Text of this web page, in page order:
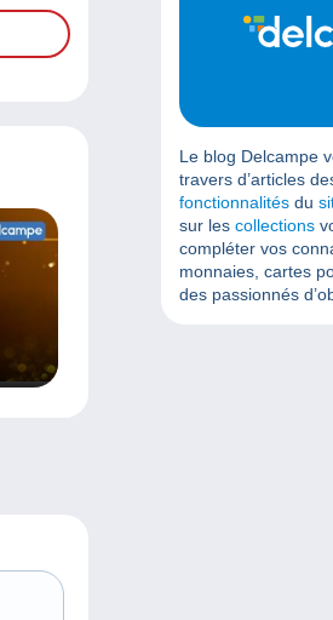
Le blog Delcampe
travers d’articles
fonctionnalités du
sur les collections
compléter vos
monnaies, cartes
des passionnés